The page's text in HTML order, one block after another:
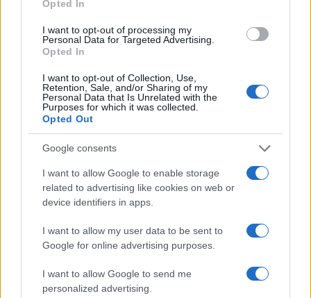
Opted In
I want to opt-out of processing my
Personal Data for Targeted Advertising.
Opted In
I want to opt-out of Collection, Use,
Retention, Sale, and/or Sharing of my
Personal Data that Is Unrelated with the
Purposes for which it was collected.
Opted Out
Google consents
I want to allow Google to enable storage
related to advertising like cookies on web or
device identifiers in apps.
I want to allow my user data to be sent to
Google for online advertising purposes.
I want to allow Google to send me
personalized advertising.
quasi religiosa?
Il discorso di Boudon non porta al relativismo
etico o sociale, ma al contrario è solo uno
strumento per comprendere i fenomeni che ci
circondano, come oggi si direbbe, in modo laico.
Gli a priori debbono essere soggetti a critica e sia
nella conoscenza ordinaria, come in quella
scientifica, sono onnipresenti, «ma ciò non mette
in pericolo la capacità della conoscenza di
raggiungere la verità e l’oggettività».
Vediamo di tirare le fila